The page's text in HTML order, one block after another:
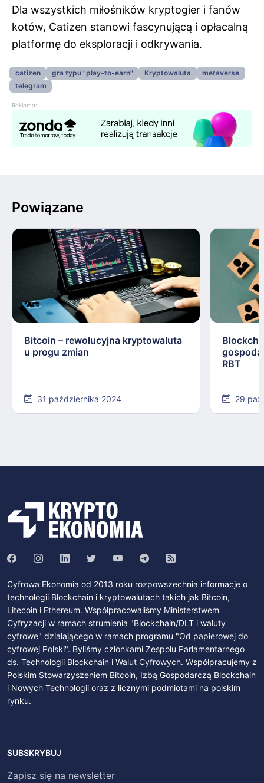
Dla wszystkich miłośników kryptogier i fanów
kotów, Catizen stanowi fascynującą i opłacalną
platformę do eksploracji i odkrywania.
catizen gra typu "play-to-earn" Kryptowaluta
metaverse
telegram
Reklama:
Powiązane
Bitcoin – rewolucyjna kryptowaluta
u progu zmian
31 października 2024
RBT
29
Cyfrowa Ekonomia od 2013 roku rozpowszechnia informacje o
technologii Blockchain i kryptowalutach takich jak Bitcoin,
Litecoin i Ethereum. Współpracowaliśmy Ministerstwem
Cyfryzacji w ramach strumienia "Blockchain/DLT i waluty
cyfrowe" działającego w ramach programu "Od papierowej do
cyfrowej Polski". Byliśmy członkami Zespołu Parlamentarnego
ds. Technologii Blockchain i Walut Cyfrowych. Współpracujemy z
Polskim Stowarzyszeniem Bitcoin, Izbą Gospodarczą Blockchain
i Nowych Technologii oraz z licznymi podmiotami na polskim
rynku.
SUBSKRYBUJ
Zapisz się na newsletter